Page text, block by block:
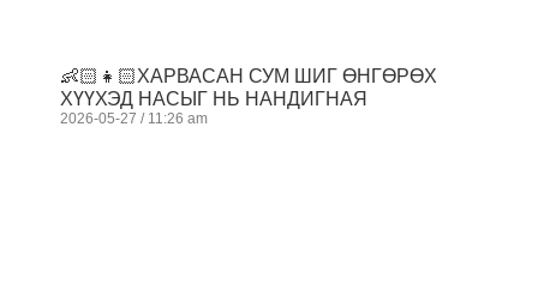
👶🏻👧🏻ХАРВАСАН СУМ ШИГ ӨНГӨРӨХ
ХҮҮХЭД НАСЫГ НЬ НАНДИГНАЯ
2026-05-27 11:26 am